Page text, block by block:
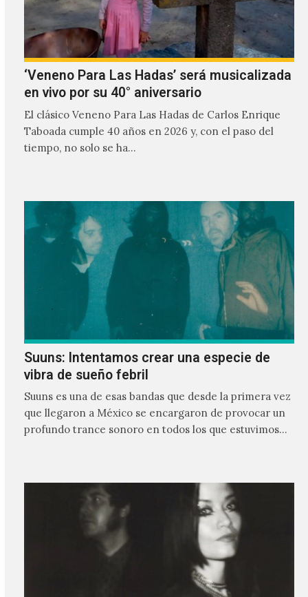
‘Veneno Para Las Hadas’ será musicalizada
en vivo por su 40° aniversario
El clásico Veneno Para Las Hadas de Carlos Enrique
Taboada cumple 40 años en 2026 y, con el paso del
tiempo, no solo se ha…
Suuns: Intentamos crear una especie de
vibra de sueño febril
Suuns es una de esas bandas que desde la primera vez
que llegaron a México se encargaron de provocar un
profundo trance sonoro en todos los que estuvimos